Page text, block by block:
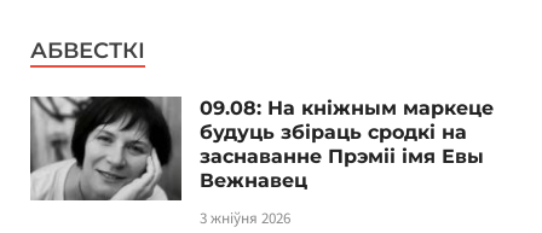
АБВЕСТКІ
09.08: На кніжным маркеце
будуць збіраць сродкі на
заснаванне Прэміі імя Евы
Вежнавец
3 жніўня 2026